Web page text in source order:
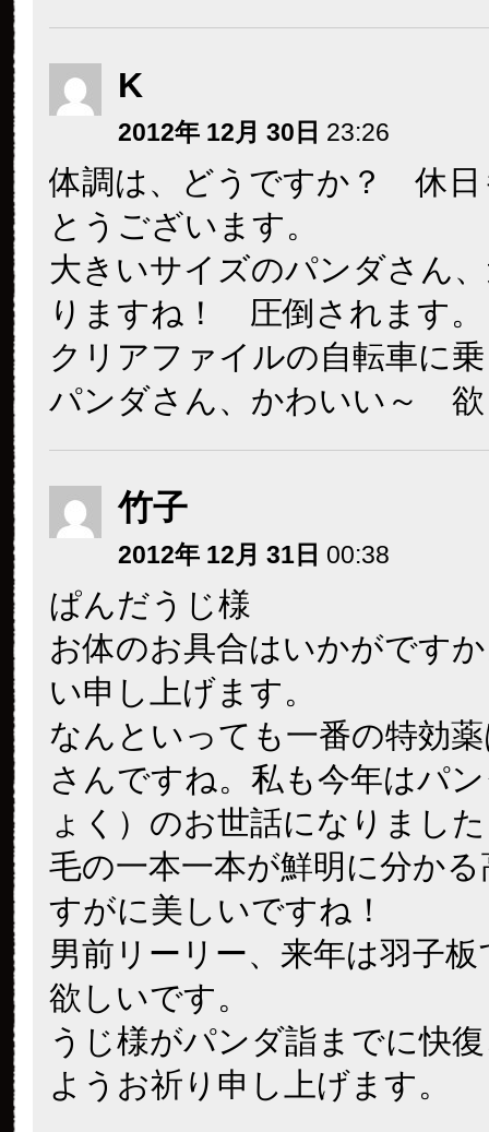
K
2012年 12月 30日 23:26
体調は、どうですか？ 休日
とうございます。
大きいサイズのパンダさん
りますね！ 圧倒されます。
クリアファイルの自転車に
パンダさん、かわいい～ 欲
竹子
2012年 12月 31日 00:38
ぱんだうじ様
お体のお具合はいかがです
い申し上げます。
なんといっても一番の特効
さんですね。私も今年はパ
ょく）のお世話になりまし
毛の一本一本が鮮明に分か
すがに美しいですね！
男前リーリー、来年は羽子
欲しいです。
うじ様がパンダ詣までに快
ようお祈り申し上げます。